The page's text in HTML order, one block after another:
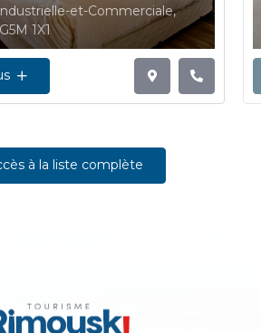
et-Commerciale,
1X1
à la liste complète